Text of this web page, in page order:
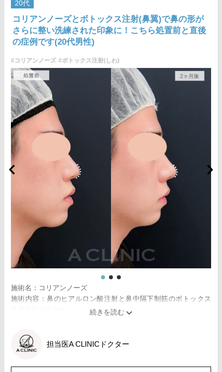
施術内容：脂肪を減らしたい箇所に合わせて目立ちにくい箇所
に2～3mmほどの切開を加え、カニューレと呼ばれる細い管を用
いて、脂肪細胞を直接吸引し、除去します。同時にAスレッド®
と呼ばれる溶ける繊維をお顔の目立たない部分から皮下へ挿入
施術時間：約30分程
リスク、副作用：赤み、熱感、痛み、しびれ、むくみ、内出
血、引き攣れ感などが術後一時的に生じることがございます。
また、稀に貧血、細菌感染症、左右差、施術箇所の知覚鈍麻、
ぼこつき、硬結、瘢痕化、色素沈着、脂肪塞栓、皮膚のよれ、
繊維の突出などを生じることがございます。
費用：通常価格 437,800円(税込)
顔の脂肪吸引箇所の追加 1ヶ所ごと+162,800円(税込)
オプション：笑気麻酔 3,300円(税込)
20代
コリアンノーズとボトックス注射(鼻翼)で鼻の形が
さらに整い洗練された印象に！こちら処置前と直後
の症例です(20代男性)
#コリアンノーズ #ボトックス注射(しわ)
施術名：コリアンノーズ
施術内容：鼻のヒアルロン酸注射と鼻中隔下制筋のボトックス
注射を組み合わせた施術です。
す。
[鼻中隔下制筋のボトックス注射]
担当医A CLINICドクター